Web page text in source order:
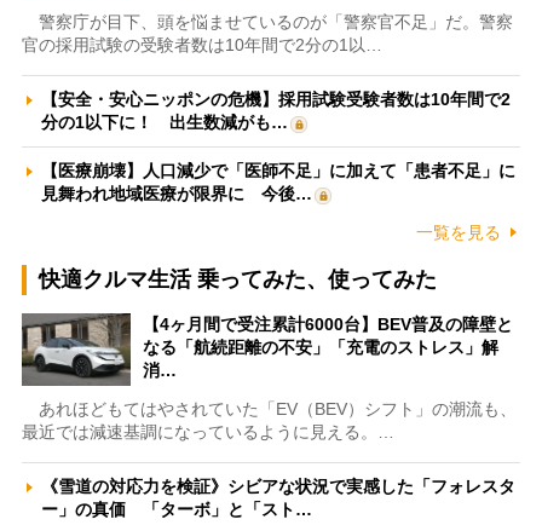
警察庁が目下、頭を悩ませているのが「警察官不足」だ。警察
官の採用試験の受験者数は10年間で2分の1以…
【安全・安心ニッポンの危機】採用試験受験者数は10年間で2
分の1以下に！ 出生数減がも…
【医療崩壊】人口減少で「医師不足」に加えて「患者不足」に
見舞われ地域医療が限界に 今後…
一覧を見る
快適クルマ生活 乗ってみた、使ってみた
【4ヶ月間で受注累計6000台】BEV普及の障壁と
なる「航続距離の不安」「充電のストレス」解
消…
あれほどもてはやされていた「EV（BEV）シフト」の潮流も、
最近では減速基調になっているように見える。…
《雪道の対応力を検証》シビアな状況で実感した「フォレスタ
ー」の真価 「ターボ」と「スト…